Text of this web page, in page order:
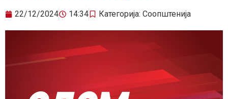
22/12/2024 14:34 Категорија: Соопштенија